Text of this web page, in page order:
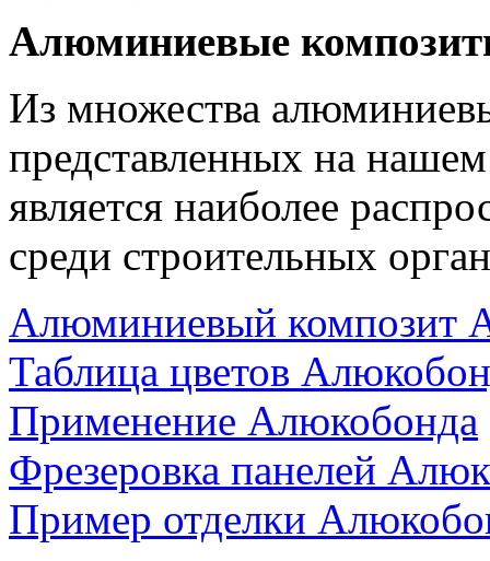
Алюминиевые
Из множества
представленных на
является наиболее
среди строительных
Алюминиевый композит
Таблица цветов
Применение Алюкобонда
Фрезеровка панелей
Пример отделки